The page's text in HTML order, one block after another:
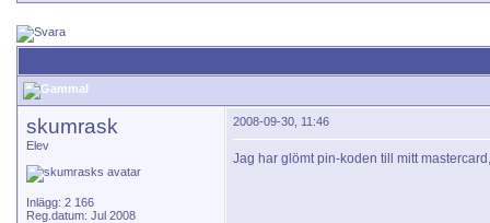
skumrask
Elev
Inlägg: 2 166
Reg.datum: Jul 2008
2008-09-30, 11:46
Jag har glömt pin-koden till mitt